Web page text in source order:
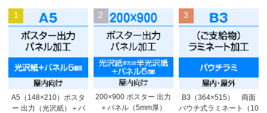
1
A5（148×210）ポスタ
ー 出力（光沢紙）＋パ
2
200×900 ポスター 出力
＋パネル（5mm厚）
3
B3（364×515） 両面
パウチ式ラミネート（10